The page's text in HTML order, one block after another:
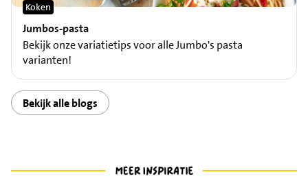
Jumbos-pasta
Koken
Bekijk onze variatietips voor alle Jumbo's pasta
varianten!
Bekijk alle blogs